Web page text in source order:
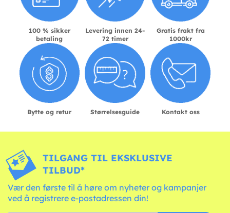
100 % sikker
betaling
Levering innen 24-
72 timer
Gratis frakt fra
1000kr
Bytte og retur Størrelsesguide Kontakt oss
TILGANG TIL EKSKLUSIVE
TILBUD*
Vær den første til å høre om nyheter og kampanjer
ved å registrere e-postadressen din!